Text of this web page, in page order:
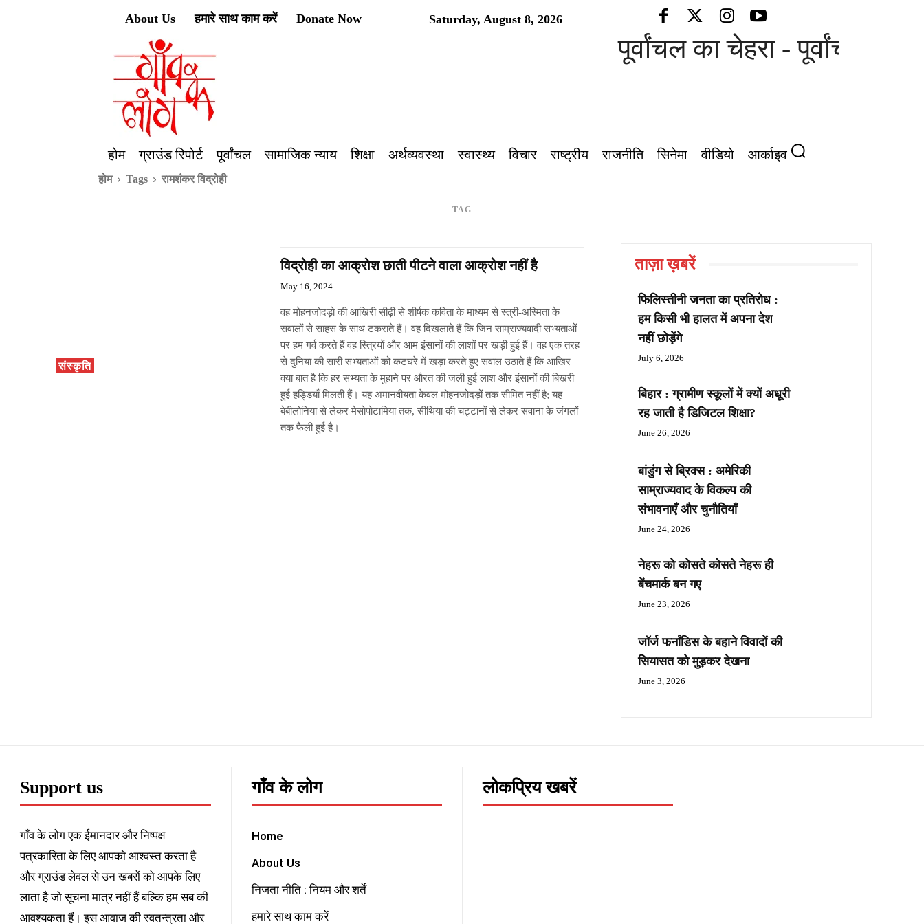
Saturday, August 8, 2026
About Us हमारे साथ काम करें Donate Now
पूर्वांचल का चेहरा - पूर्वांचल की
होम ग्राउंड रिपोर्ट पूर्वांचल सामाजिक न्याय शिक्षा अर्थव्यवस्था स्वास्थ्य विचार राष्ट्रीय राजनीति सिनेमा वीडियो आर्काइव
होम Tags रामशंकर विद्रोही
TAG
संस्कृति
विद्रोही का आक्रोश छाती पीटने वाला आक्रोश नहीं है
May 16, 2024
वह मोहनजोदड़ो की आखिरी सीढ़ी से शीर्षक कविता के माध्यम से स्त्री-अस्मिता के
सवालों से साहस के साथ टकराते हैं। वह दिखलाते हैं कि जिन साम्राज्यवादी सभ्यताओं
पर हम गर्व करते हैं वह स्त्रियों और आम इंसानों की लाशों पर खड़ी हुई हैं। वह एक तरह
से दुनिया की सारी सभ्यताओं को कटघरे में खड़ा करते हुए सवाल उठाते हैं कि आखिर
क्या बात है कि हर सभ्यता के मुहाने पर औरत की जली हुई लाश और इंसानों की बिखरी
हुई हड्डियाँ मिलती हैं। यह अमानवीयता केवल मोहनजोदड़ों तक सीमित नहीं है; यह
बेबीलोनिया से लेकर मेसोपोटामिया तक, सीथिया की चट्टानों से लेकर सवाना के जंगलों
तक फैली हुई है।
ताज़ा ख़बरें
फिलिस्तीनी जनता का प्रतिरोध :
हम किसी भी हालत में अपना देश
नहीं छोड़ेंगे
July 6, 2026
बिहार : ग्रामीण स्कूलों में क्यों अधूरी
रह जाती है डिजिटल शिक्षा?
June 26, 2026
बांडुंग से ब्रिक्स : अमेरिकी
साम्राज्यवाद के विकल्प की
संभावनाएँ और चुनौतियाँ
June 24, 2026
नेहरू को कोसते कोसते नेहरू ही
बेंचमार्क बन गए
June 23, 2026
जॉर्ज फर्नांडिस के बहाने विवादों की
सियासत को मुड़कर देखना
June 3, 2026
Support us
गाँव के लोग एक ईमानदार और निष्पक्ष
पत्रकारिता के लिए आपको आश्वस्त करता है
और ग्राउंड लेवल से उन खबरों को आपके लिए
लाता है जो सूचना मात्र नहीं हैं बल्कि हम सब की
आवश्यकता हैं। इस आवाज की स्वतन्त्रता और
गाँव के लोग
Home
About Us
निजता नीति : नियम और शर्तें
हमारे साथ काम करें
लोकप्रिय खबरें